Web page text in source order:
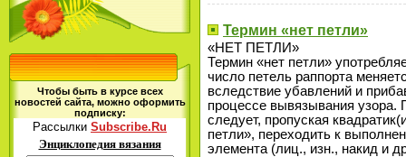
Чтобы быть в курсе всех
новостей сайта, можно оформить
подписку:
Рассылки Subscribe.Ru
Энциклопедия вязания
Термин «нет петли»
«НЕТ ПЕТЛИ»
Термин «нет петли»
число петель раппорта
вследствие убавлений и
процессе вывязывания узора.
следует, пропуская
петли», переходить к
элемента (лиц., изн., накид и